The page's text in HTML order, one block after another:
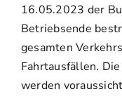
16.05.2023 der
Betriebsende
gesamten
Fahrtausfällen.
werden